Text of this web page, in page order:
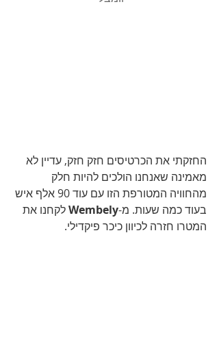
החזקתי את הכרטיסים חזק חזק, עדיין לא
מאמינה שאנחנו הולכים להיות חלק
מהחוויה המטורפת הזו עם עוד 90 אלף איש
בעוד כמה שעות. מ-Wembely לקחנו את
המטרו חזרה לכיוון כיכר פיקדילי.